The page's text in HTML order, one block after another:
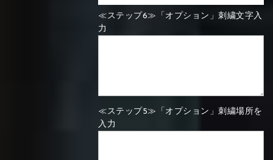
≪ステップ6≫「オプション」刺繍文字入
力
≪ステップ5≫「オプション」刺繍場所を
入力